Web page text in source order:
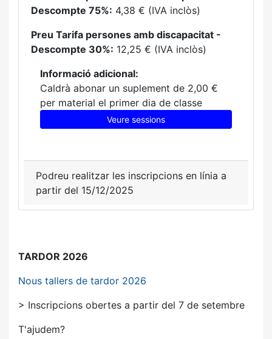
Descompte 75%: 4,38 € (IVA inclòs)
Preu Tarifa persones amb discapacitat -
Descompte 30%: 12,25 € (IVA inclòs)
Informació adicional:
Caldrà abonar un suplement de 2,00 €
per material el primer dia de classe
Veure sessions
Podreu realitzar les inscripcions en línia a
partir del 15/12/2025
TARDOR 2026
Nous tallers de tardor 2026
> Inscripcions obertes a partir del 7 de setembre
T'ajudem?